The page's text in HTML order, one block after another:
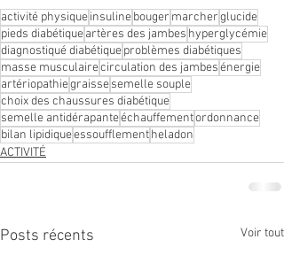
activité physiqueinsulinebouger marcherglucide
pieds diabétiqueartères des jambes hyperglycémie
diagnostiqué diabétiqueproblèmes diabétiques
masse musculairecirculation des jambesénergie
artériopathiegraissesemelle souple
choix des chaussures diabétique
semelle antidérapanteéchauffementordonnance
bilan lipidiqueessoufflementheladon
ACTIVITÉ
Posts récents Voir tout